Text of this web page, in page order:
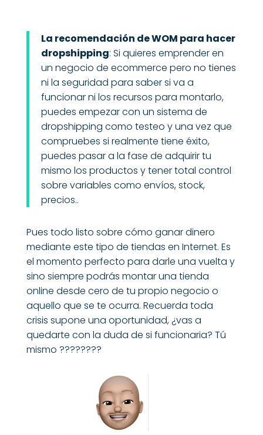
La recomendación de WOM para hacer
dropshipping: Si quieres emprender en
un negocio de ecommerce pero no tienes
ni la seguridad para saber si va a
funcionar ni los recursos para montarlo,
puedes empezar con un sistema de
dropshipping como testeo y una vez que
compruebes si realmente tiene éxito,
puedes pasar a la fase de adquirir tu
mismo los productos y tener total control
sobre variables como envíos, stock,
precios..
Pues todo listo sobre cómo ganar dinero
mediante este tipo de tiendas en Internet. Es
el momento perfecto para darle una vuelta y
sino siempre podrás montar una tienda
online desde cero de tu propio negocio o
aquello que se te ocurra. Recuerda toda
crisis supone una oportunidad, ¿vas a
quedarte con la duda de si funcionaria? Tú
mismo ????????